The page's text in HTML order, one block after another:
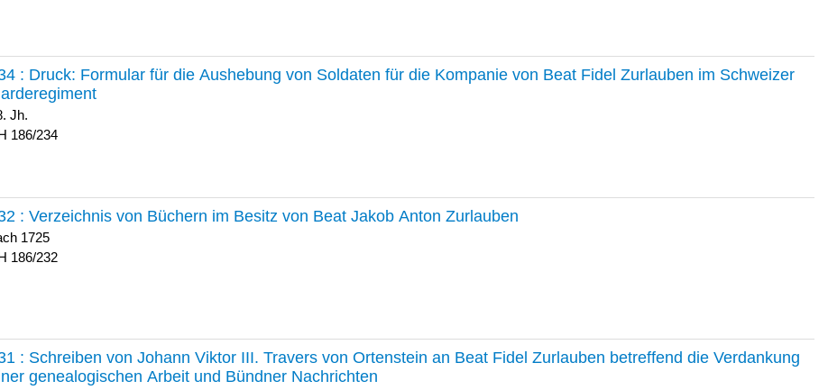
234 : Druck: Formular für die Aushebung von Soldaten für die Kompanie von Beat Fidel Zurlauben im Schweizer
Jh.
186/234
232 : Verzeichnis von Büchern im Besitz von Beat Jakob Anton Zurlauben
1725
186/232
231 : Schreiben von Johann Viktor III. Travers von Ortenstein an Beat Fidel Zurlauben betreffend die Verdankung
genealogischen Arbeit und Bündner Nachrichten